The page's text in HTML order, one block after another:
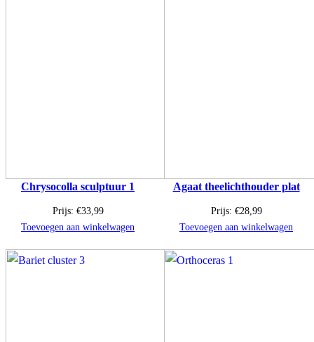
Chrysocolla sculptuur 1
Prijs: €33,99
Toevoegen aan winkelwagen
Agaat theelichthouder plat
Prijs: €28,99
Toevoegen aan winkelwagen